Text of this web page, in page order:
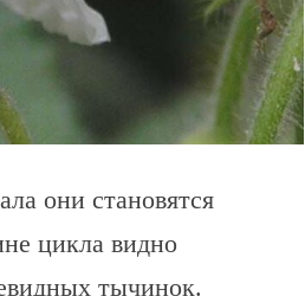
они становятся
цикла видно
тычинок.